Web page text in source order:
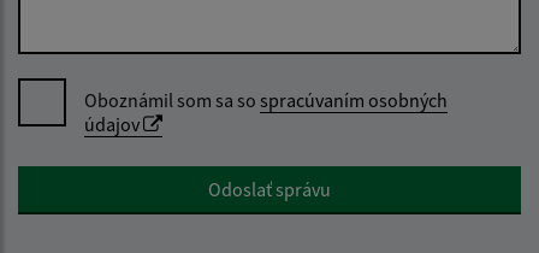
Oboznámil som sa so spracúvaním osobných
údajov
Google reCaptcha ResponseOdoslať správu